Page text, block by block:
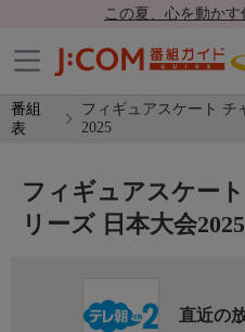
この夏、心を動か
番組
表
フィギュアスケート チ
2025
フィギュアスケー
リーズ 日本大会2025
直近の